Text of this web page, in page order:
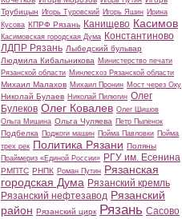
Трубицын Игорь Туровский Игорь Яшин Ирина
Кусова КПРФ Рязань Канищево Касимов
Касимовская городская Дума Константиново
ЛДПР Рязань Лыбедский бульвар
Людмила Кибальникова Министерство печати
Рязанской области Минлесхоз Рязанской области
Михаил Малахов Михаил Пронин Мост через Оку
Николай Булаев Николай Пилюгин Олег
Булеков Олег Ковалев Олег Шишов
Ольга Мишина Ольга Чуляева Петр Пыленок
Подбелка Поджоги машин Пойма Павловки Пойма
трех рек Политика Рязани Поляны
Праймериз «Единой России» РГУ им. Есенина
РМПТС РНПК Роман Путин Рязанская
городская Дума Рязанский кремль
Рязанский нефтезавод Рязанский
район Рязанский цирк Рязань Сасово